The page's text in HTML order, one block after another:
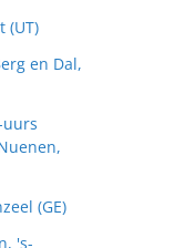
(UT)
en Dal,
uurs
(GE)
's-